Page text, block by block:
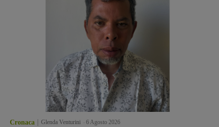
Cronaca Glenda Venturini 6 Agosto 2026